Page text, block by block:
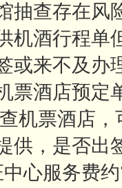
抽查存在风
机酒行程单
或来不及办
票酒店预定
机票酒店
供，是否出
心服务费